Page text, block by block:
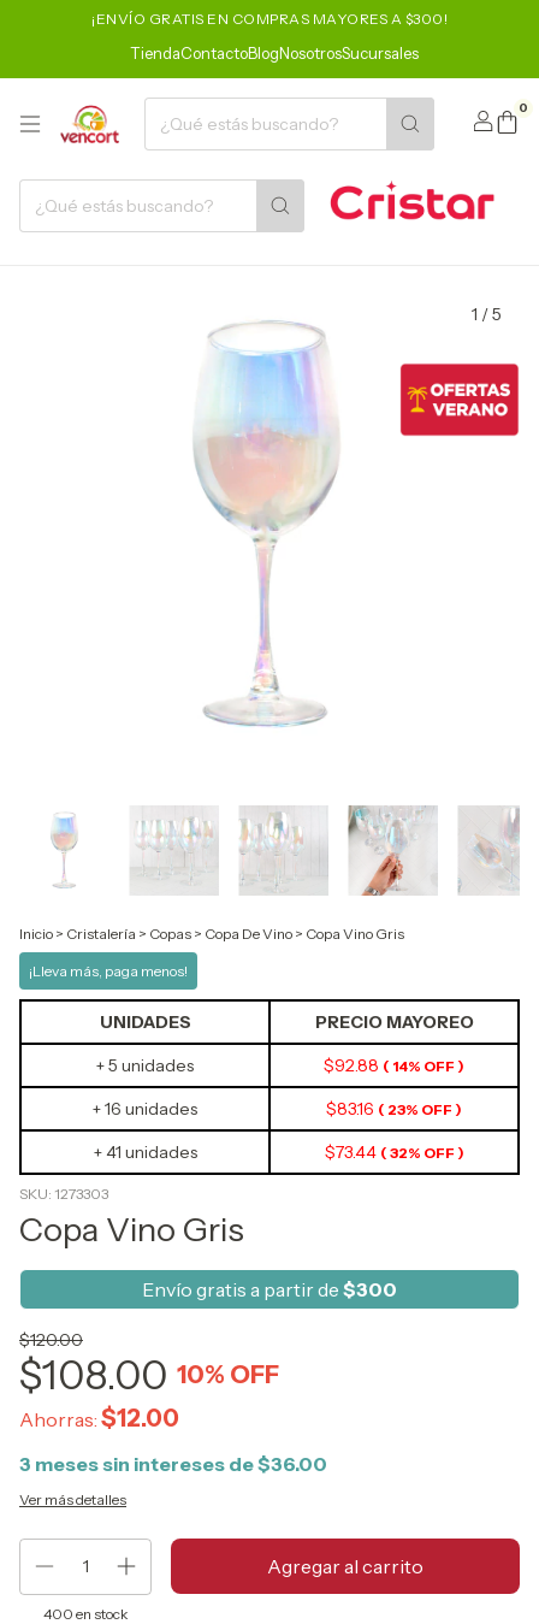
¡ENVÍO GRATIS EN COMPRAS MAYORES A $300!
TiendaContactoBlogNosotrosSucursales
0
1 /5
Inicio > Cristalería > Copas > Copa De Vino > Copa Vino Gris
¡Lleva más, paga menos!
PRECIO MAYOREO
UNIDADES
$92.88 ( 14% OFF )
+ 5 unidades
$83.16 ( 23% OFF )
+ 16 unidades
$73.44 ( 32% OFF )
+ 41 unidades
SKU: 1273303
Copa Vino Gris
Envío gratis a partir de $300
$120.00
$108.00 10% OFF
Ahorras: $12.00
3 meses sin intereses de$36.00
Ver más detalles
400 en stock